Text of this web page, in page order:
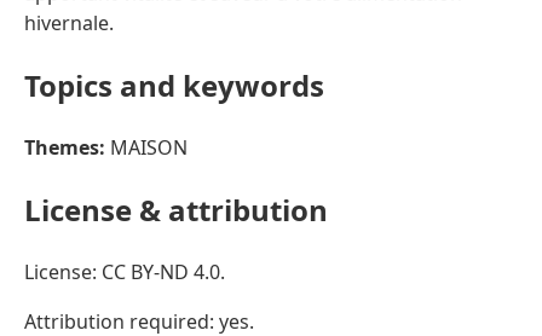
hivernale.
Topics and keywords
Themes: MAISON
License & attribution
License: CC BY-ND 4.0.
Attribution required: yes.